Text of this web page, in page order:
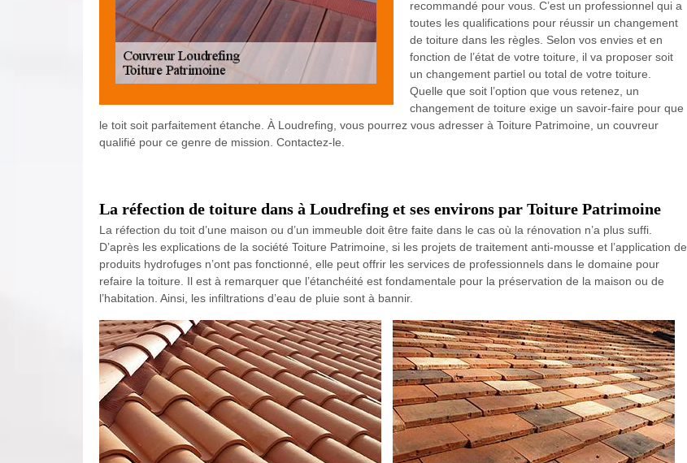
recommandé pour vous. C’est un professionnel qui a
toutes les qualifications pour réussir un changement
de toiture dans les règles. Selon vos envies et en
fonction de l’état de votre toiture, il va proposer soit
un changement partiel ou total de votre toiture.
Quelle que soit l’option que vous retenez, un
changement de toiture exige un savoir-faire pour que
le toit soit parfaitement étanche. À Loudrefing, vous pourrez vous adresser à Toiture Patrimoine, un couvreur
qualifié pour ce genre de mission. Contactez-le.
La réfection de toiture dans à Loudrefing et ses environs par Toiture Patrimoine
La réfection du toit d’une maison ou d’un immeuble doit être faite dans le cas où la rénovation n’a plus suffi.
D’après les explications de la société Toiture Patrimoine, si les projets de traitement anti-mousse et l’application de
produits hydrofuges n’ont pas fonctionné, elle peut offrir les services de professionnels dans le domaine pour
refaire la toiture. Il est à remarquer que l’étanchéité est fondamentale pour la préservation de la maison ou de
l’habitation. Ainsi, les infiltrations d’eau de pluie sont à bannir.